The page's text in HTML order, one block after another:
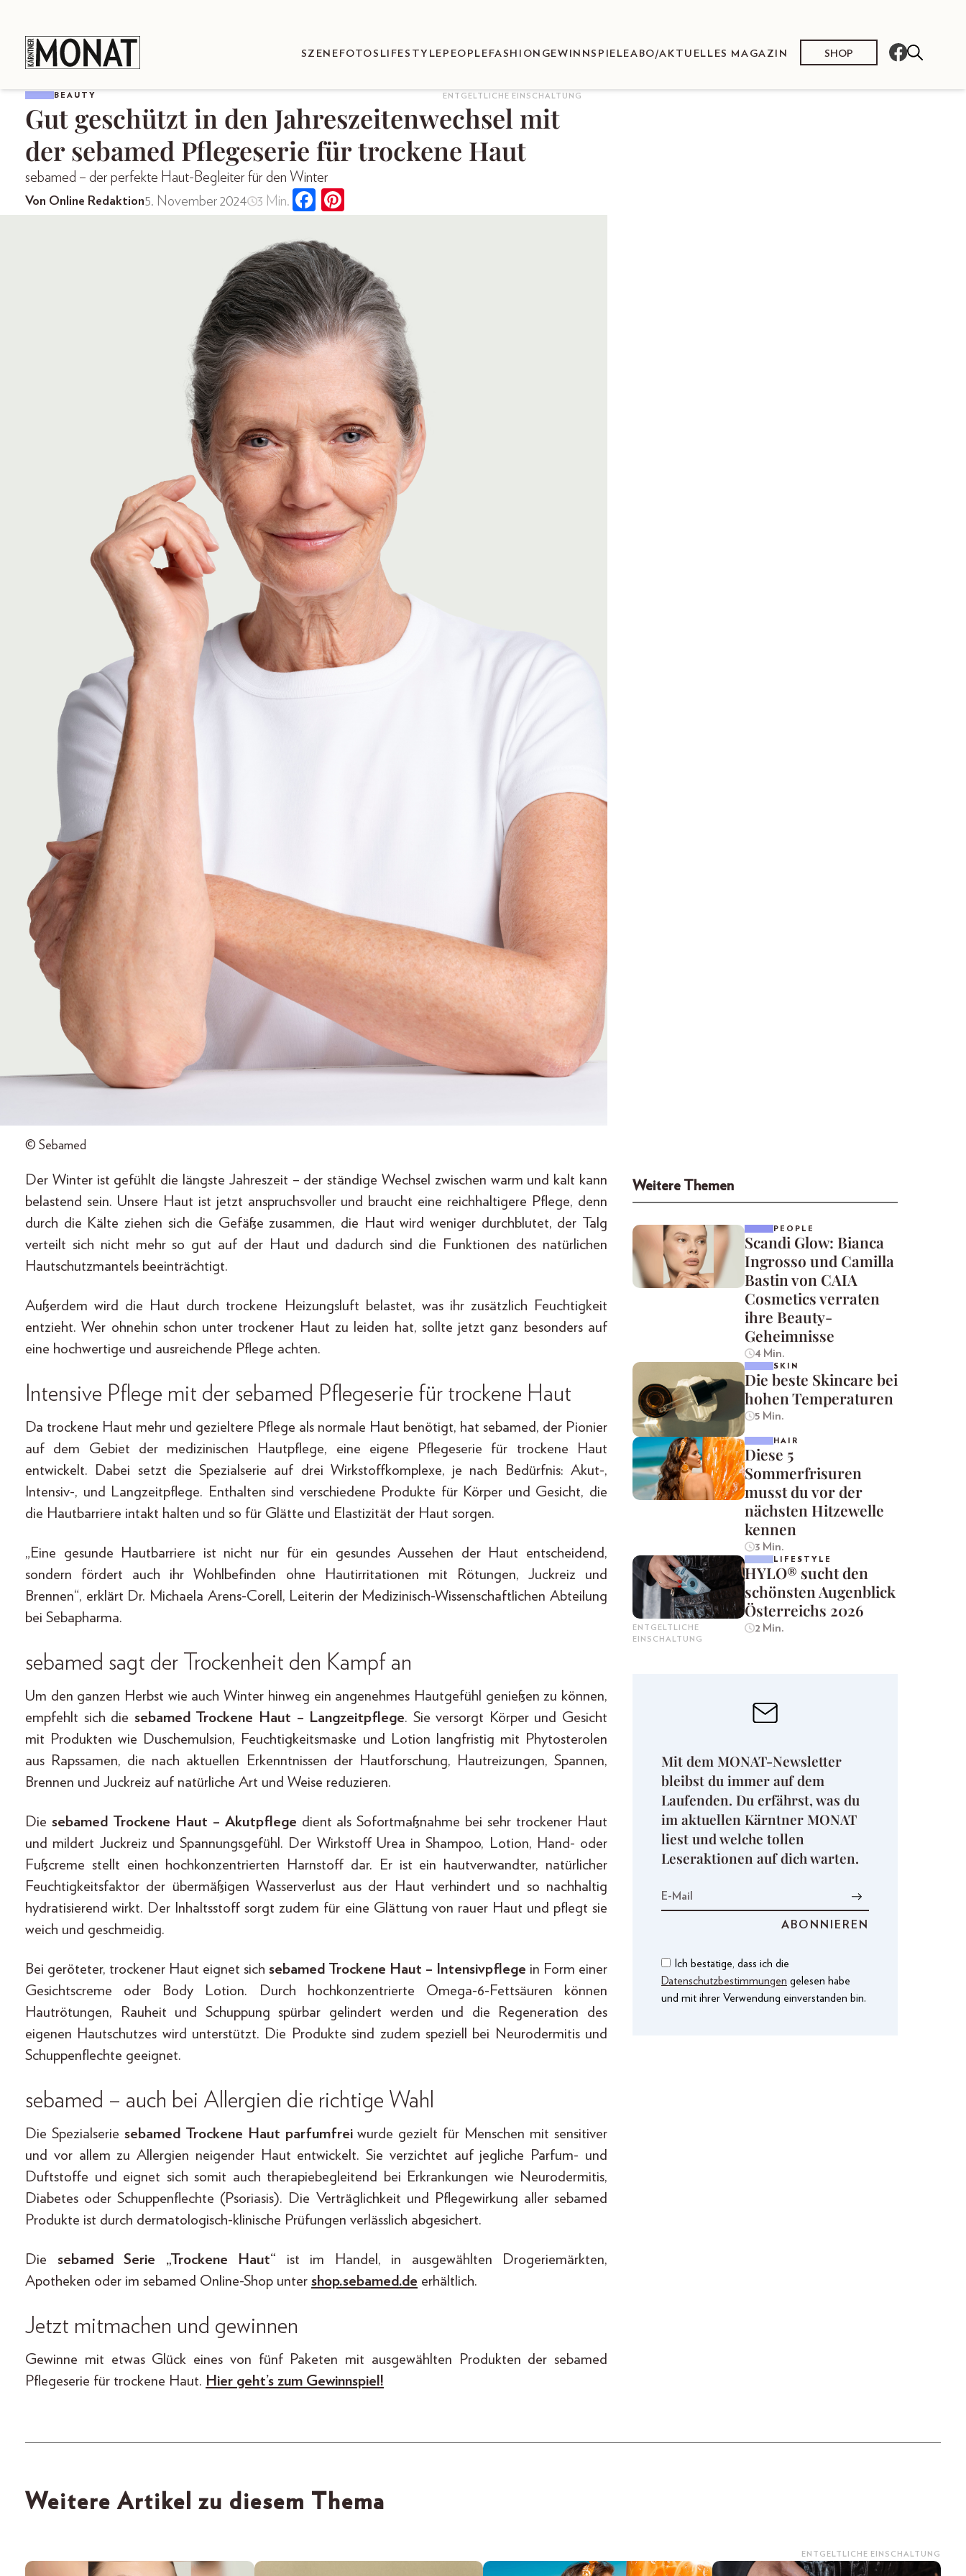
SZENEFOTOS LIFESTYLE PEOPLE FASHION GEWINNSPIELEABO/AKTUELLES MAGAZIN SHOP
BEAUTY ENTGELTLICHE EINSCHALTUNG
Gut geschützt in den Jahreszeitenwechsel mit
der sebamed Pflegeserie für trockene Haut
sebamed – der perfekte Haut-Begleiter für den Winter
Von Online Redaktion5. November 2024 3 Min.
© Sebamed
Der Winter ist gefühlt die längste Jahreszeit – der ständige Wechsel zwischen warm und kalt kann
belastend sein. Unsere Haut ist jetzt anspruchsvoller und braucht eine reichhaltigere Pflege, denn
durch die Kälte ziehen sich die Gefäße zusammen, die Haut wird weniger durchblutet, der Talg
verteilt sich nicht mehr so gut auf der Haut und dadurch sind die Funktionen des natürlichen
Hautschutzmantels beeinträchtigt.
Außerdem wird die Haut durch trockene Heizungsluft belastet, was ihr zusätzlich Feuchtigkeit
entzieht. Wer ohnehin schon unter trockener Haut zu leiden hat, sollte jetzt ganz besonders auf
eine hochwertige und ausreichende Pflege achten.
Intensive Pflege mit der sebamed Pflegeserie für trockene Haut
Da trockene Haut mehr und gezieltere Pflege als normale Haut benötigt, hat sebamed, der Pionier
auf dem Gebiet der medizinischen Hautpflege, eine eigene Pflegeserie für trockene Haut
entwickelt. Dabei setzt die Spezialserie auf drei Wirkstoffkomplexe, je nach Bedürfnis: Akut-,
Intensiv-, und Langzeitpflege. Enthalten sind verschiedene Produkte für Körper und Gesicht, die
die Hautbarriere intakt halten und so für Glätte und Elastizität der Haut sorgen.
„Eine gesunde Hautbarriere ist nicht nur für ein gesundes Aussehen der Haut entscheidend,
sondern fördert auch ihr Wohlbefinden ohne Hautirritationen mit Rötungen, Juckreiz und
Brennen“, erklärt Dr. Michaela Arens-Corell, Leiterin der Medizinisch-Wissenschaftlichen Abteilung
bei Sebapharma.
sebamed sagt der Trockenheit den Kampf an
Um den ganzen Herbst wie auch Winter hinweg ein angenehmes Hautgefühl genießen zu können,
empfehlt sich die sebamed Trockene Haut – Langzeitpflege. Sie versorgt Körper und Gesicht
mit Produkten wie Duschemulsion, Feuchtigkeitsmaske und Lotion langfristig mit Phytosterolen
aus Rapssamen, die nach aktuellen Erkenntnissen der Hautforschung, Hautreizungen, Spannen,
Brennen und Juckreiz auf natürliche Art und Weise reduzieren.
Die sebamed Trockene Haut – Akutpflege dient als Sofortmaßnahme bei sehr trockener Haut
und mildert Juckreiz und Spannungsgefühl. Der Wirkstoff Urea in Shampoo, Lotion, Hand- oder
Fußcreme stellt einen hochkonzentrierten Harnstoff dar. Er ist ein hautverwandter, natürlicher
Feuchtigkeitsfaktor der übermäßigen Wasserverlust aus der Haut verhindert und so nachhaltig
hydratisierend wirkt. Der Inhaltsstoff sorgt zudem für eine Glättung von rauer Haut und pflegt sie
weich und geschmeidig.
Bei geröteter, trockener Haut eignet sich sebamed Trockene Haut – Intensivpflege in Form einer
Gesichtscreme oder Body Lotion. Durch hochkonzentrierte Omega-6-Fettsäuren können
Hautrötungen, Rauheit und Schuppung spürbar gelindert werden und die Regeneration des
eigenen Hautschutzes wird unterstützt. Die Produkte sind zudem speziell bei Neurodermitis und
Schuppenflechte geeignet.
sebamed – auch bei Allergien die richtige Wahl
Die Spezialserie sebamed Trockene Haut parfumfreiwurde gezielt für Menschen mit sensitiver
und vor allem zu Allergien neigender Haut entwickelt. Sie verzichtet auf jegliche Parfum- und
Duftstoffe und eignet sich somit auch therapiebegleitend bei Erkrankungen wie Neurodermitis,
Diabetes oder Schuppenflechte (Psoriasis). Die Verträglichkeit und Pflegewirkung aller sebamed
Produkte ist durch dermatologisch-klinische Prüfungen verlässlich abgesichert.
Die sebamed Serie „Trockene Haut“ ist im Handel, in ausgewählten Drogeriemärkten,
Apotheken oder im sebamed Online-Shop unter shop.sebamed.de erhältlich.
Jetzt mitmachen und gewinnen
Gewinne mit etwas Glück eines von fünf Paketen mit ausgewählten Produkten der sebamed
Pflegeserie für trockene Haut. Hier geht’s zum Gewinnspiel!
Weitere Themen
PEOPLE
Scandi Glow: Bianca
Ingrosso und Camilla
Bastin von CAIA
Cosmetics verraten
ihre Beauty-
Geheimnisse
4 Min.
SKIN
Die beste Skincare bei
hohen Temperaturen
5 Min.
HAIR
Diese 5
Sommerfrisuren
musst du vor der
nächsten Hitzewelle
kennen
3 Min.
ENTGELTLICHE
EINSCHALTUNG
LIFESTYLE
HYLO® sucht den
schönsten Augenblick
Österreichs 2026
2 Min.
Mit dem MONAT-Newsletter
bleibst du immer auf dem
Laufenden. Du erfährst, was du
im aktuellen Kärntner MONAT
liest und welche tollen
Leseraktionen auf dich warten.
Ich bestätige, dass ich die
Datenschutzbestimmungen gelesen habe
und mit ihrer Verwendung einverstanden bin.
Weitere Artikel zu diesem Thema
ENTGELTLICHE EINSCHALTUNG